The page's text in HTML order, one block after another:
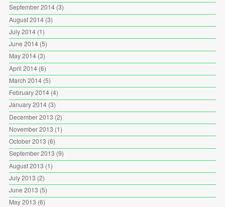
September 2014(3)
August 2014(3)
July 2014(1)
June 2014(5)
May 2014(3)
April 2014(6)
March 2014(5)
February 2014(4)
January 2014(3)
December 2013 (2)
November 2013 (1)
October 2013 (6)
September 2013 (9)
August 2013 (1)
July 2013 (2)
June 2013 (5)
May 2013 (6)